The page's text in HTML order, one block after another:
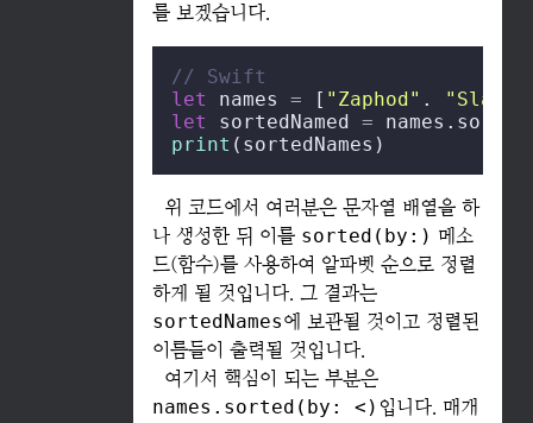
를 보겠습니다.
// Swift
let names = [ "Zaphod" .
let sortedNamed =
print (sortedNames)
위 코드에서 여러분은 문자열 배열을 하
나 생성한 뒤 이를 sorted(by:) 메소
드(함수)를 사용하여 알파벳 순으로 정렬
하게 될 것입니다. 그 결과는
sortedNames에 보관될 것이고 정렬된
이름들이 출력될 것입니다.
여기서 핵심이 되는 부분은
names.sorted(by: <) 입니다. 매개